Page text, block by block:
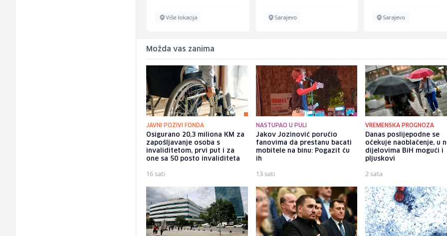
Više lokacija Sarajevo Sarajevo
Možda vas zanima
JAVNI POZIVI FONDA
Osigurano 20,3 miliona KM za
zapošljavanje osoba s
invaliditetom, prvi put i za
one sa 50 posto invaliditeta
16 sati
NASTUPAO U PULI
Jakov Jozinović poručio
fanovima da prestanu bacati
mobitele na binu: Pogazit ću
ih
13 sati
VREMENSKA PROGNOZA
Danas poslijepodne se
očekuje naoblačenje, u
dijelovima BiH mogući i
pljuskovi
2 sata